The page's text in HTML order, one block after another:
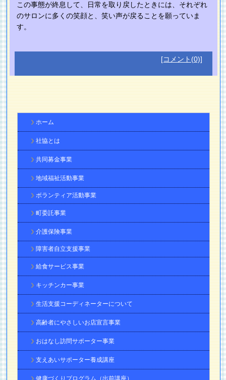
この事態が終息して、日常を取り戻したときには、それぞれ
のサロンに多くの笑顔と、笑い声が戻ることを願っていま
す。
[コメント(0)]
ホーム
社協とは
共同募金事業
地域福祉活動事業
ボランティア活動事業
町委託事業
介護保険事業
障害者自立支援事業
給食サービス事業
キッチンカー事業
生活支援コーディネーターについて
高齢者にやさしいお店宣言事業
おはなし訪問サポーター事業
支えあいサポーター養成講座